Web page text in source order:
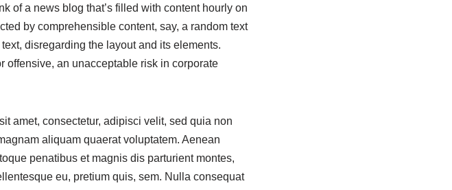
of a news blog that’s filled with content hourly on
by comprehensible content, say, a random text
disregarding the layout and its elements.
offensive, an unacceptable risk in corporate
amet, consectetur, adipisci velit, sed quia non
aliquam quaerat voluptatem. Aenean
penatibus et magnis dis parturient montes,
eu, pretium quis, sem. Nulla consequat